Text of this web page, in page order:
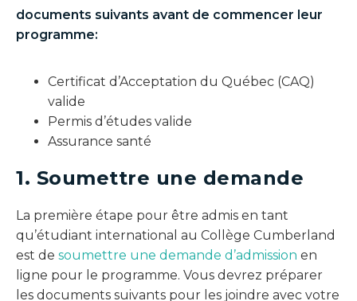
documents suivants avant de commencer leur
programme:
Certificat d’Acceptation du Québec (CAQ)
valide
Permis d’études valide
Assurance santé
1. Soumettre une demande
La première étape pour être admis en tant
qu’étudiant international au Collège Cumberland
est de soumettre une demande d’admission en
ligne pour le programme. Vous devrez préparer
les documents suivants pour les joindre avec votre